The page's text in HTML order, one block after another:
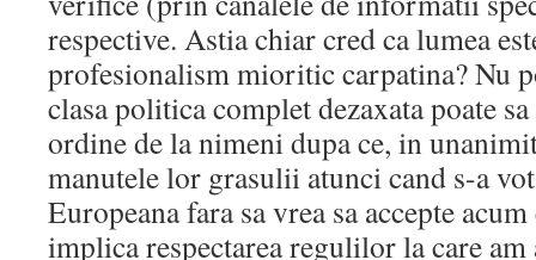
respective. Astia chiar cred ca lumea
profesionalism mioritic carpatina? Nu
clasa politica complet dezaxata poate
ordine de la nimeni dupa ce, in
manutele lor grasulii atunci cand s-a
Europeana fara sa vrea sa accepte acum
implica respectarea regulilor la care am